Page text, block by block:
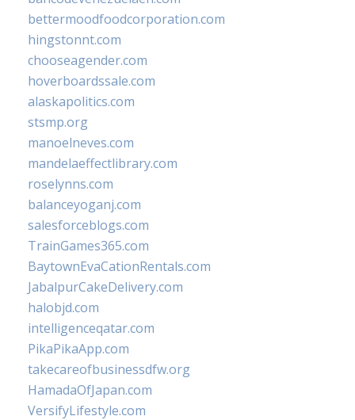
bettermoodfoodcorporation.com
hingstonnt.com
chooseagender.com
hoverboardssale.com
alaskapolitics.com
stsmp.org
manoelneves.com
mandelaeffectlibrary.com
roselynns.com
balanceyoganj.com
salesforceblogs.com
TrainGames365.com
BaytownEvaCationRentals.com
JabalpurCakeDelivery.com
halobjd.com
intelligenceqatar.com
PikaPikaApp.com
takecareofbusinessdfw.org
HamadaOfJapan.com
VersifyLifestyle.com